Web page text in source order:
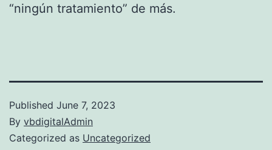
“ningún tratamiento” de más.
Published June 7, 2023
By vbdigitalAdmin
Categorized as Uncategorized